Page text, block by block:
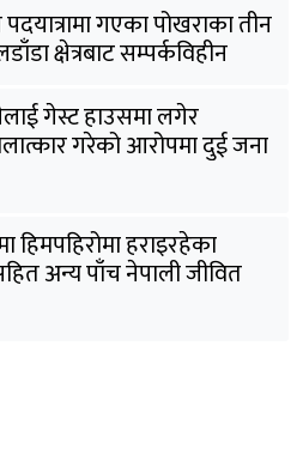
पदयात्रामा गएका पोखराका तीन
क्षेत्रबाट सम्पर्कविहीन
गेस्ट हाउसमा लगेर
गरेको आरोपमा दुई जना
हिमपहिरोमा हराइरहेका
अन्य पाँच नेपाली जीवित